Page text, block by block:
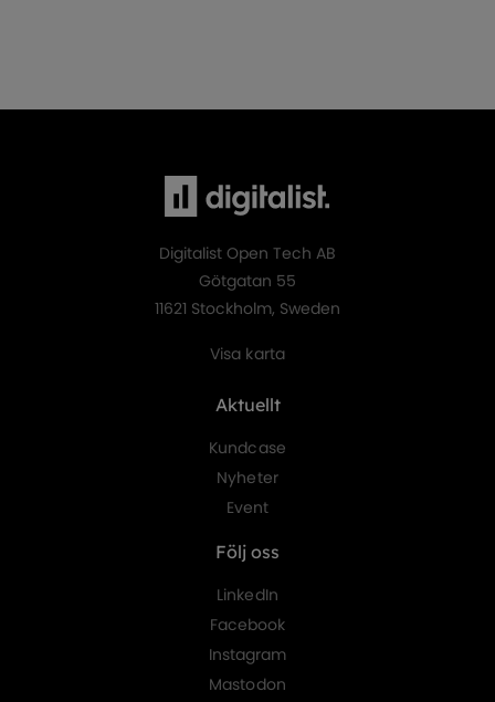
Digitalist Open Tech AB
Götgatan 55
11621 Stockholm, Sweden
Visa karta
Aktuellt
Kundcase
Nyheter
Event
Följ oss
LinkedIn
Facebook
Instagram
Mastodon